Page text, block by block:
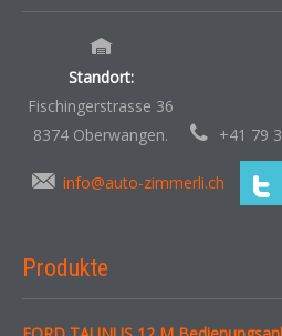
Standort:
Fischingerstrasse 36
8374 Oberwangen.
+41 79
info@auto-zimmerli.ch
Produkte